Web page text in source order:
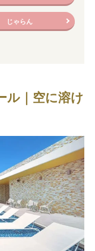
じゃらん
ル｜空に溶け